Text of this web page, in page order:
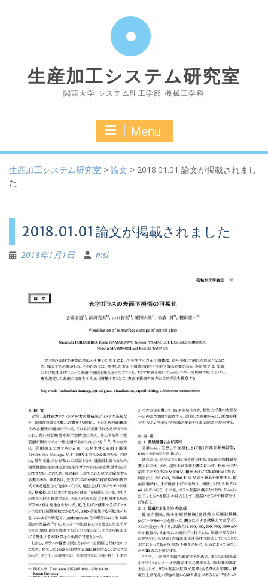
生産加工システム研究室
関西大学 システム理工学部 機械工学科
Menu
生産加工システム研究室 > 論文 > 2018.01.01 論文が掲載されまし
た
2018.01.01 論文が掲載されました
2018年1月1日 msl